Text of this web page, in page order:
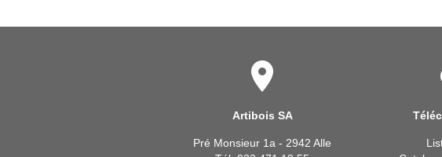
Artibois SA
Pré Monsieur 1a - 2942 Alle